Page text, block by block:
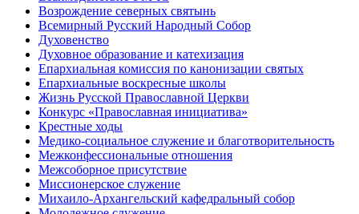
Возрождение северных святынь
Всемирный Русский Народный Собор
Духовенство
Духовное образование и катехизация
Епархиальная комиссия по канонизации святых
Епархиальные воскресные школы
Жизнь Русской Православной Церкви
Конкурс «Православная инициатива»
Крестные ходы
Медико-социальное служение и благотворительность
Межконфессиональные отношения
Межсоборное присутствие
Миссионерское служение
Михаило-Архангельский кафедральный собор